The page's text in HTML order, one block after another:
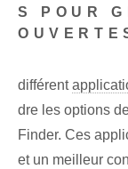
S POUR
différent
dre les options
Finder. Ces
et un meilleur